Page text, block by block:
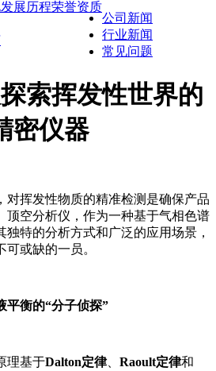
发展历程荣誉资质
公司新闻
行业新闻
常见问题
索挥发性世界的
密仪器
挥发性物质的精准检测是确保产品
顶空分析仪，作为一种基于气相色谱
独特的分析方式和广泛的应用场景，
或缺的一员。
平衡的“分子侦探”
基于Dalton定律、 Raoult定律和